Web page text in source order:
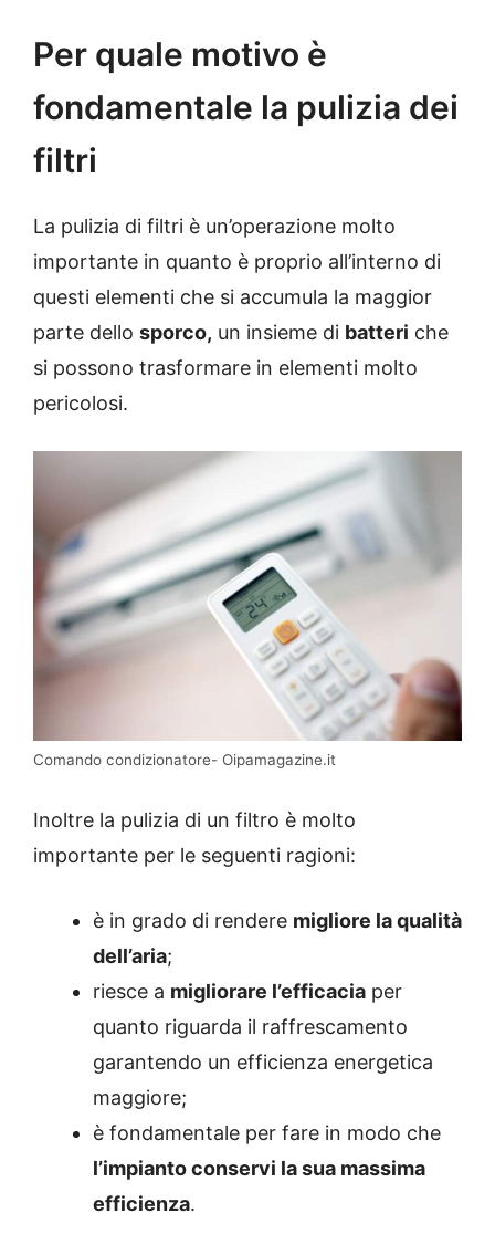
Per quale motivo è
fondamentale la pulizia dei
filtri
La pulizia di filtri è un’operazione molto
importante in quanto è proprio all’interno di
questi elementi che si accumula la maggior
parte dello sporco, un insieme di batteri che
si possono trasformare in elementi molto
pericolosi.
Comando condizionatore- Oipamagazine.it
Inoltre la pulizia di un filtro è molto
importante per le seguenti ragioni:
è in grado di rendere migliore la qualità
dell’aria;
riesce a migliorare l’efficacia per
quanto riguarda il raffrescamento
garantendo un efficienza energetica
maggiore;
è fondamentale per fare in modo che
l’impianto conservi la sua massima
efficienza.